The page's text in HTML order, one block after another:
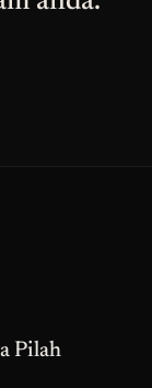
Pilah